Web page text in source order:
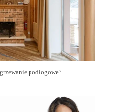
podłogowe?